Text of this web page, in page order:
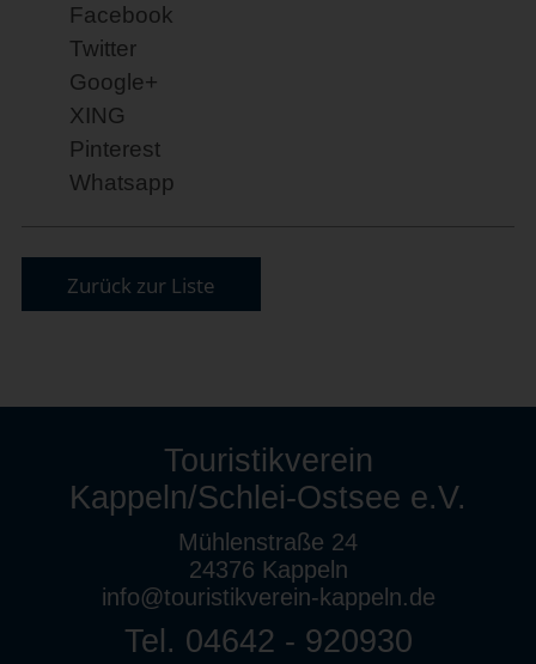
Facebook
Twitter
Google+
XING
Pinterest
Whatsapp
Zurück zur Liste
Touristikverein
Kappeln/Schlei-Ostsee e.V.
Mühlenstraße 24
24376 Kappeln
info@touristikverein-kappeln.de
Tel. 04642 - 920930